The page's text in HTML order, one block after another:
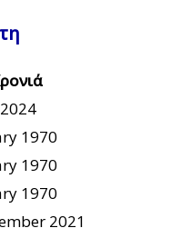
1970
1970
1970
2021